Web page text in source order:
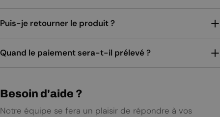
Puis-je retourner le produit ?
Quand le paiement sera-t-il prélevé ?
Besoin d'aide ?
Notre équipe se fera un plaisir de répondre à vos